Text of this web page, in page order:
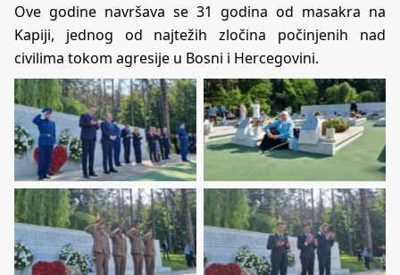
Ove godine navršava se 31 godina od masakra na
Kapiji, jednog od najtežih zločina počinjenih nad
civilima tokom agresije u Bosni i Hercegovini.